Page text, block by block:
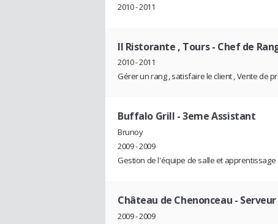
2010 - 2011
Il Ristorante , Tours- Chef de
2010 - 2011
Gérer un rang , satisfaire le client , Vente de
Buffalo Grill - 3eme Assistant
Brunoy
2009 - 2009
Gestion de l'équipe de salle et
Château de Chenonceau - Serveur
2009 - 2009